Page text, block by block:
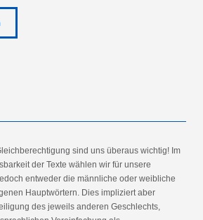
sind uns überaus wichtig! Im
der Texte wählen wir für unsere
entweder die männliche oder weibliche
Hauptwörtern. Dies impliziert aber
des jeweils anderen Geschlechts,